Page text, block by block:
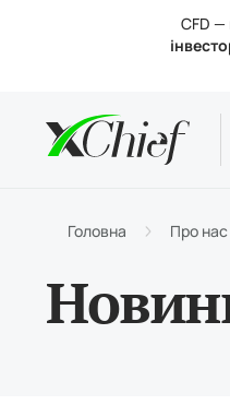
CFD —
Головна Про нас